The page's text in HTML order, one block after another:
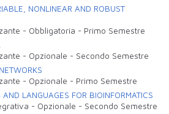
NONLINEAR AND ROBUST
- Obbligatoria - Primo Semestre
- Opzionale - Secondo Semestre
- Opzionale - Primo Semestre
LANGUAGES FOR BIOINFORMATICS
- Opzionale - Secondo Semestre